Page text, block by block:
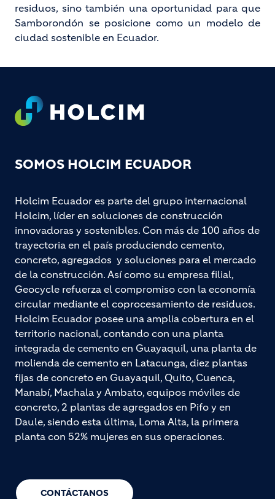
residuos, sino también una oportunidad para que
Samborondón se posicione como un modelo de
ciudad sostenible en Ecuador.
Footer
SOMOS HOLCIM ECUADOR
CONTÁCTANOS
Holcim Ecuador es parte del grupo internacional
Holcim, líder en soluciones de construcción
innovadoras y sostenibles. Con más de 100 años de
trayectoria en el país produciendo cemento,
concreto, agregados y soluciones para el mercado
de la construcción. Así como su empresa filial,
Geocycle refuerza el compromiso con la economía
circular mediante el coprocesamiento de residuos.
Holcim Ecuador posee una amplia cobertura en el
territorio nacional, contando con una planta
integrada de cemento en Guayaquil, una planta de
molienda de cemento en Latacunga, diez plantas
fijas de concreto en Guayaquil, Quito, Cuenca,
Manabí, Machala y Ambato, equipos móviles de
concreto, 2 plantas de agregados en Pifo y en
Daule, siendo esta última, Loma Alta, la primera
planta con 52% mujeres en sus operaciones.